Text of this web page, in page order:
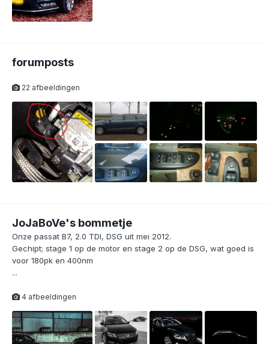
forumposts
22 afbeeldingen
JoJaBoVe's bommetje
Onze passat B7, 2.0 TDI, DSG uit mei 2012.
Gechipt; stage 1 op de motor en stage 2 op de DSG, wat goed is
voor 180pk en 400nm
...
4 afbeeldingen